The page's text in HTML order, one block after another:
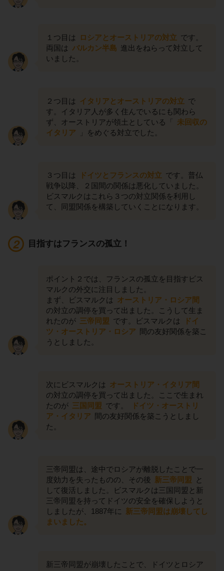
１つ目は ロシアとオーストリアの対立 です。
両国は バルカン半島 進出をねらって対立して
いました。
２つ目は イタリアとオーストリアの対立 で
す。イタリア人が多く住んでいるにも関わら
ず、オーストリアが領土としている「
未回収の
イタリア
」をめぐる対立でした。
３つ目は ドイツとフランスの対立 です。普仏
戦争以降、２国間の関係は悪化していました。
ビスマルクはこれら３つの対立関係を利用し
て、同盟関係を構築していくことになります。
目指すはフランスの孤立！
ポイント２では、フランスの孤立を目指すビス
マルクの外交に注目しました。
まず、ビスマルクは オーストリア・ロシア間
の対立の調停を買って出ました。こうして生ま
れたのが 三帝同盟 です。ビスマルクは
ドイ
ツ・オーストリア・ロシア 間の友好関係を築こ
うとしました。
次にビスマルクは オーストリア・イタリア間
の対立の調停を買って出ました。ここで生まれ
たのが 三国同盟 です。
ドイツ・オーストリ
ア・イタリア 間の友好関係を築こうとしまし
た。
三帝同盟は、途中でロシアが離脱したことで一
度効力を失ったものの、その後 新三帝同盟
と
して復活しました。ビスマルクは三国同盟と新
三帝同盟を持ってドイツの安全を確保しようと
しましたが、1887年に 新三帝同盟は崩壊してし
まいました。
新三帝同盟が崩壊したことで、ドイツとロシア